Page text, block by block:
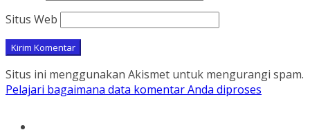
Situs Web
Situs ini menggunakan Akismet untuk mengurangi spam.
Pelajari bagaimana data komentar Anda diproses